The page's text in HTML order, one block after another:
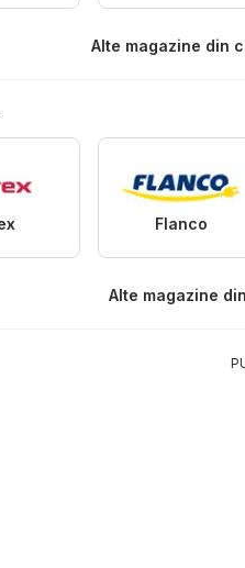
Alte magazine din
Flanco
Alte magazine